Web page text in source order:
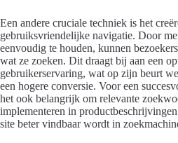
Een andere cruciale techniek is het
gebruiksvriendelijke navigatie. Door
eenvoudig te houden, kunnen
wat ze zoeken. Dit draagt bij aan een
gebruikerservaring, wat op zijn beurt
een hogere conversie. Voor een
het ook belangrijk om relevante
implementeren in
site beter vindbaar wordt in